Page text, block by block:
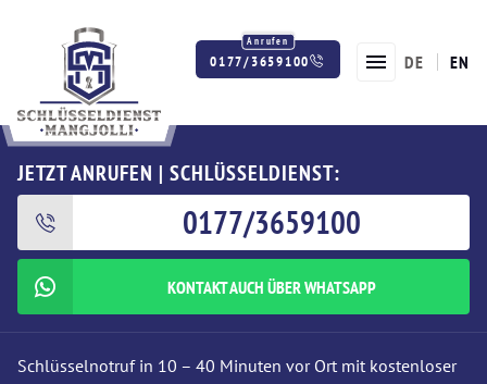
0177/3659100 DE EN
JETZT ANRUFEN | SCHLÜSSELDIENST:
0177/3659100
KONTAKT AUCH ÜBER WHATSAPP
Schlüsselnotruf in 10 – 40 Minuten vor Ort mit kostenloser